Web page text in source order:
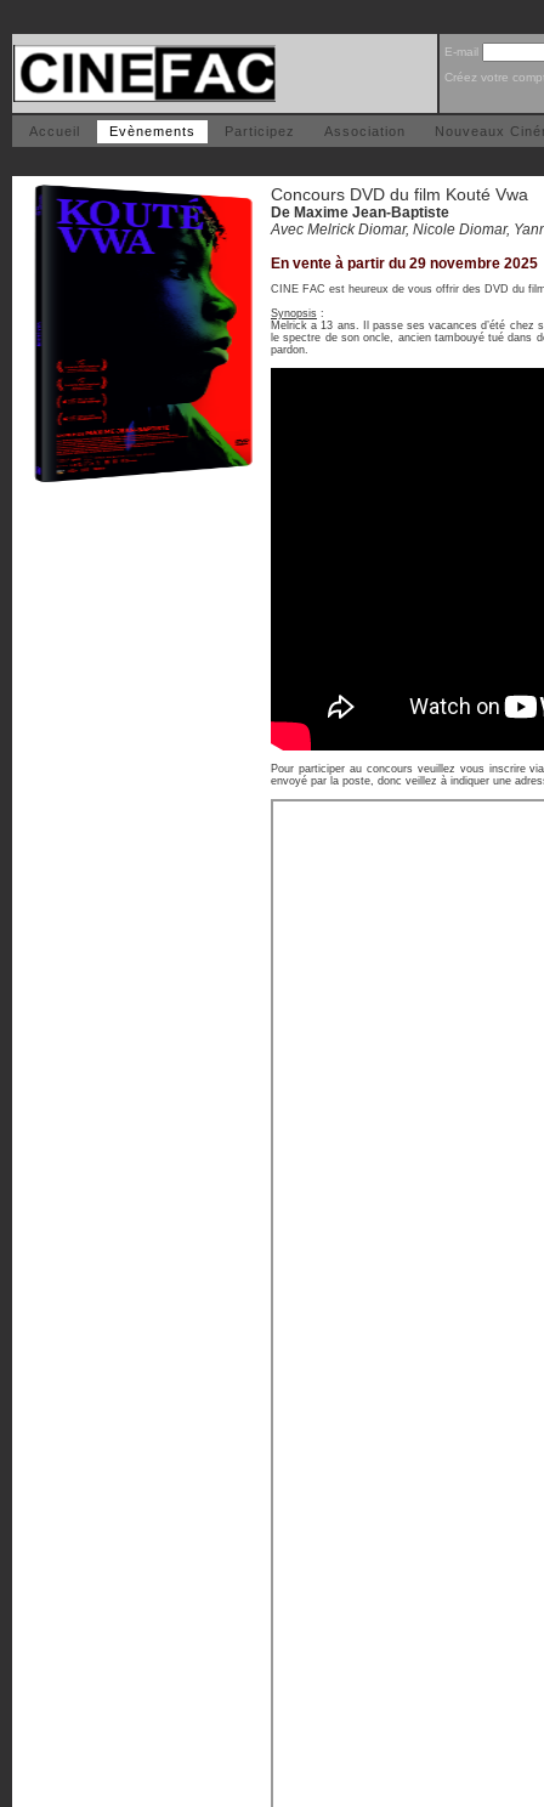
E-mail
Créez votre
Accueil Evènements Participez Association Nouveaux
Concours DVD du film Kouté Vwa
De Maxime Jean-Baptiste
Avec Melrick Diomar, Nicole Diomar,
En vente à partir du 29 novembre 2025
CINE FAC est heureux de vous offrir des DVD du
Synopsis :
Melrick a 13 ans. Il passe ses vacances d’été chez
le spectre de son oncle, ancien tambouyé tué dans
pardon.
Pour participer au concours veuillez vous inscrire
envoyé par la poste, donc veillez à indiquer une